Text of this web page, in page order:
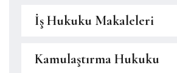
İş Hukuku Makaleleri
Kamulaştırma Hukuku